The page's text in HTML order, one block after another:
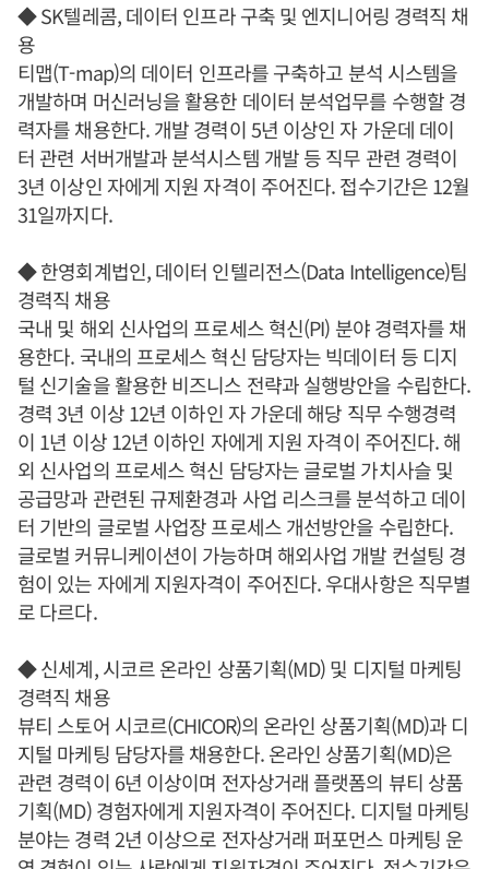
◆ SK텔레콤, 데이터 인프라 구축 및 엔지니어링 경력직 채
용
티맵(T-map)의 데이터 인프라를 구축하고 분석 시스템을
개발하며 머신러닝을 활용한 데이터 분석업무를 수행할 경
력자를 채용한다. 개발 경력이 5년 이상인 자 가운데 데이
터 관련 서버개발과 분석시스템 개발 등 직무 관련 경력이
3년 이상인 자에게 지원 자격이 주어진다. 접수기간은 12월
31일까지다.
◆ 한영회계법인, 데이터 인텔리전스(Data Intelligence)팀
경력직 채용
국내 및 해외 신사업의 프로세스 혁신(PI) 분야 경력자를 채
용한다. 국내의 프로세스 혁신 담당자는 빅데이터 등 디지
털 신기술을 활용한 비즈니스 전략과 실행방안을 수립한다.
경력 3년 이상 12년 이하인 자 가운데 해당 직무 수행경력
이 1년 이상 12년 이하인 자에게 지원 자격이 주어진다. 해
외 신사업의 프로세스 혁신 담당자는 글로벌 가치사슬 및
공급망과 관련된 규제환경과 사업 리스크를 분석하고 데이
터 기반의 글로벌 사업장 프로세스 개선방안을 수립한다.
글로벌 커뮤니케이션이 가능하며 해외사업 개발 컨설팅 경
험이 있는 자에게 지원자격이 주어진다. 우대사항은 직무별
로 다르다.
◆ 신세계, 시코르 온라인 상품기획(MD) 및 디지털 마케팅
경력직 채용
뷰티 스토어 시코르(CHICOR)의 온라인 상품기획(MD)과 디
지털 마케팅 담당자를 채용한다. 온라인 상품기획(MD)은
관련 경력이 6년 이상이며 전자상거래 플랫폼의 뷰티 상품
기획(MD) 경험자에게 지원자격이 주어진다. 디지털 마케팅
분야는 경력 2년 이상으로 전자상거래 퍼포먼스 마케팅 운